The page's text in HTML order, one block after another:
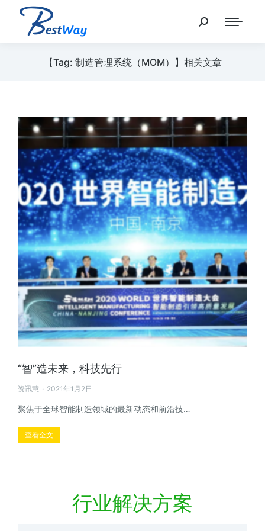
【Tag: 制造管理系统（MOM）】相关文章
“智”造未来，科技先行
资讯慧 2021年1月2日
聚焦于全球智能制造领域的最新动态和前沿技…
查看全文
行业解决方案